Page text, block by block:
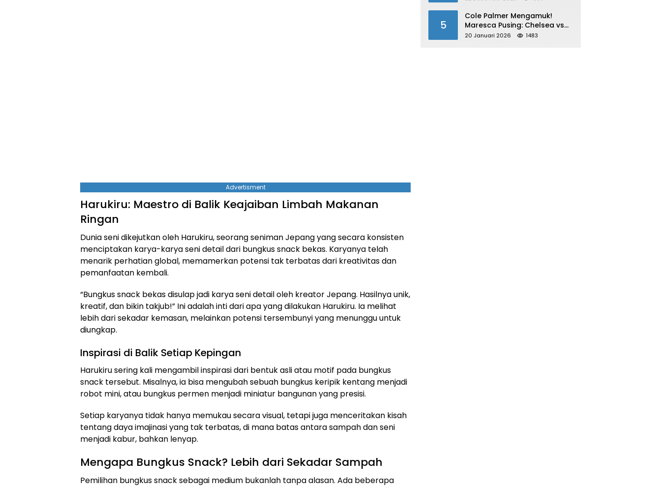
Advertisment
Harukiru: Maestro di Balik Keajaiban Limbah Makanan
Ringan
Dunia seni dikejutkan oleh Harukiru, seorang seniman Jepang yang secara konsisten
menciptakan karya-karya seni detail dari bungkus snack bekas. Karyanya telah
menarik perhatian global, memamerkan potensi tak terbatas dari kreativitas dan
pemanfaatan kembali.
“Bungkus snack bekas disulap jadi karya seni detail oleh kreator Jepang. Hasilnya unik,
kreatif, dan bikin takjub!” Ini adalah inti dari apa yang dilakukan Harukiru. Ia melihat
lebih dari sekadar kemasan, melainkan potensi tersembunyi yang menunggu untuk
diungkap.
Inspirasi di Balik Setiap Kepingan
Harukiru sering kali mengambil inspirasi dari bentuk asli atau motif pada bungkus
snack tersebut. Misalnya, ia bisa mengubah sebuah bungkus keripik kentang menjadi
robot mini, atau bungkus permen menjadi miniatur bangunan yang presisi.
Setiap karyanya tidak hanya memukau secara visual, tetapi juga menceritakan kisah
tentang daya imajinasi yang tak terbatas, di mana batas antara sampah dan seni
menjadi kabur, bahkan lenyap.
Mengapa Bungkus Snack? Lebih dari Sekadar Sampah
Pemilihan bungkus snack sebagai medium bukanlah tanpa alasan. Ada beberapa
5
Cole Palmer Mengamuk!
Maresca Pusing: Chelsea vs
Bournemouth Jadi Sorotan
20 Januari 2026 1483